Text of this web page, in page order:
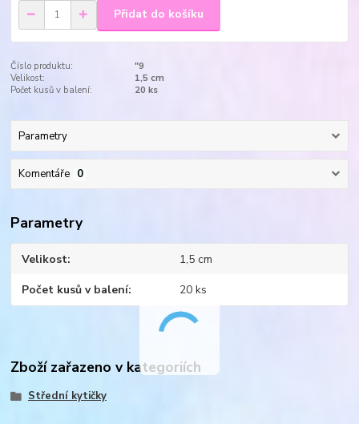
Přidat do košíku
Číslo produktu:
"9
Velikost:
1,5 cm
Počet kusů v balení:
20 ks
Parametry
Komentáře 0
Parametry
Velikost 1,5 cm
Počet kusů v balení 20 ks
Zboží zařazeno v kategoriích
Střední kytičky